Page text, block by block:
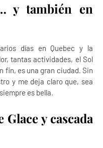
y también en
días en Quebec y la
tantas actividades, el Sol
fin, es una gran ciudad. Sin
y me deja claro que, sea
es bella.
y cascada